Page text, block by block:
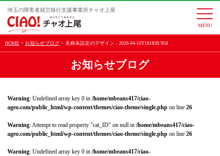
埼玉の障害者就労移行支援事業所チャオ上尾
HOME お知らせブログ 名称未設定のデザイン - 2026-04-10T181839.950
お知らせブログ
Warning: Undefined array key 0 in /home/mbeans417/ciao-
ageo.com/public_html/wp-content/themes/ciao-theme/single.php on line 26
Warning: Attempt to read property "cat_ID" on null in /home/mbeans417/ciao-
ageo.com/public_html/wp-content/themes/ciao-theme/single.php on line 26
Warning: Undefined array key 0 in /home/mbeans417/ciao-